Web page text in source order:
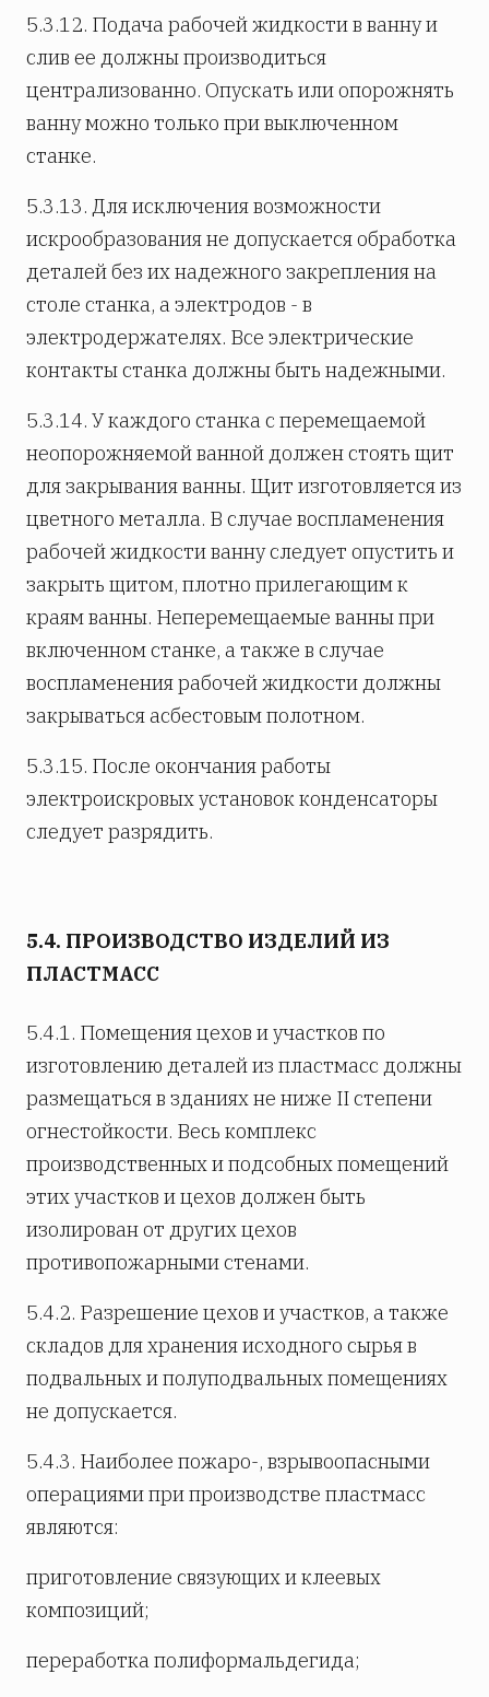
5.3.12. Подача рабочей жидкости в ванну и
слив ее должны производиться
централизованно. Опускать или опорожнять
ванну можно только при выключенном
станке.
5.3.13. Для исключения возможности
искрообразования не допускается обработка
деталей без их надежного закрепления на
столе станка, а электродов - в
электродержателях. Все электрические
контакты станка должны быть надежными.
5.3.14. У каждого станка с перемещаемой
неопорожняемой ванной должен стоять щит
для закрывания ванны. Щит изготовляется из
цветного металла. В случае воспламенения
рабочей жидкости ванну следует опустить и
закрыть щитом, плотно прилегающим к
краям ванны. Неперемещаемые ванны при
включенном станке, а также в случае
воспламенения рабочей жидкости должны
закрываться асбестовым полотном.
5.3.15. После окончания работы
электроискровых установок конденсаторы
следует разрядить.
5.4. ПРОИЗВОДСТВО ИЗДЕЛИЙ ИЗ
ПЛАСТМАСС
5.4.1. Помещения цехов и участков по
изготовлению деталей из пластмасс должны
размещаться в зданиях не ниже II степени
огнестойкости. Весь комплекс
производственных и подсобных помещений
этих участков и цехов должен быть
изолирован от других цехов
противопожарными стенами.
5.4.2. Разрешение цехов и участков, а также
складов для хранения исходного сырья в
подвальных и полуподвальных помещениях
не допускается.
5.4.3. Наиболее пожаро-, взрывоопасными
операциями при производстве пластмасс
являются:
приготовление связующих и клеевых
композиций;
переработка полиформальдегида;